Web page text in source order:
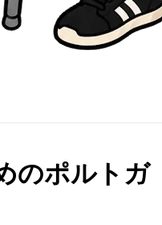
のポルトガ